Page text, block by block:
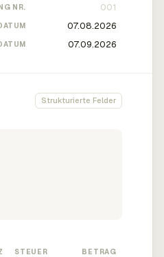
NR.
Strukturierte Felder
STEUER BETRAG